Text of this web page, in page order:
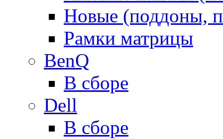
Новые (поддоны,
Рамки матрицы
BenQ
В сборе
Dell
В сборе